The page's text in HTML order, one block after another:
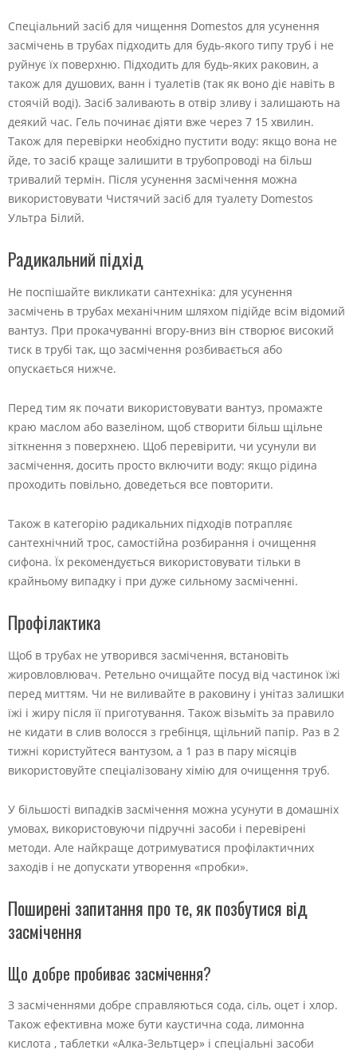
Спеціальний засіб для чищення Domestos для усунення
засмічень в трубах підходить для будь-якого типу труб і не
руйнує їх поверхню. Підходить для будь-яких раковин, а
також для душових, ванн і туалетів (так як воно діє навіть в
стоячій воді). Засіб заливають в отвір зливу і залишають на
деякий час. Гель починає діяти вже через 7 15 хвилин.
Також для перевірки необхідно пустити воду: якщо вона не
йде, то засіб краще залишити в трубопроводі на більш
тривалий термін. Після усунення засмічення можна
використовувати Чистячий засіб для туалету Domestos
Ультра Білий.
Радикальний підхід
Не поспішайте викликати сантехніка: для усунення
засмічень в трубах механічним шляхом підійде всім відомий
вантуз. При прокачуванні вгору-вниз він створює високий
тиск в трубі так, що засмічення розбивається або
опускається нижче.
Перед тим як почати використовувати вантуз, промажте
краю маслом або вазеліном, щоб створити більш щільне
зіткнення з поверхнею. Щоб перевірити, чи усунули ви
засмічення, досить просто включити воду: якщо рідина
проходить повільно, доведеться все повторити.
Також в категорію радикальних підходів потрапляє
сантехнічний трос, самостійна розбирання і очищення
сифона. Їх рекомендується використовувати тільки в
крайньому випадку і при дуже сильному засміченні.
Профілактика
Щоб в трубах не утворився засмічення, встановіть
жировловлювач. Ретельно очищайте посуд від частинок їжі
перед миттям. Чи не виливайте в раковину і унітаз залишки
їжі і жиру після її приготування. Також візьміть за правило
не кидати в слив волосся з гребінця, щільний папір. Раз в 2
тижні користуйтеся вантузом, а 1 раз в пару місяців
використовуйте спеціалізовану хімію для очищення труб.
У більшості випадків засмічення можна усунути в домашніх
умовах, використовуючи підручні засоби і перевірені
методи. Але найкраще дотримуватися профілактичних
заходів і не допускати утворення «пробки».
Поширені запитання про те, як позбутися від
засмічення
Що добре пробиває засмічення?
З засміченнями добре справляються сода, сіль, оцет і хлор.
Також ефективна може бути каустична сода, лимонна
кислота , таблетки «Алка-Зельтцер» і спеціальні засоби